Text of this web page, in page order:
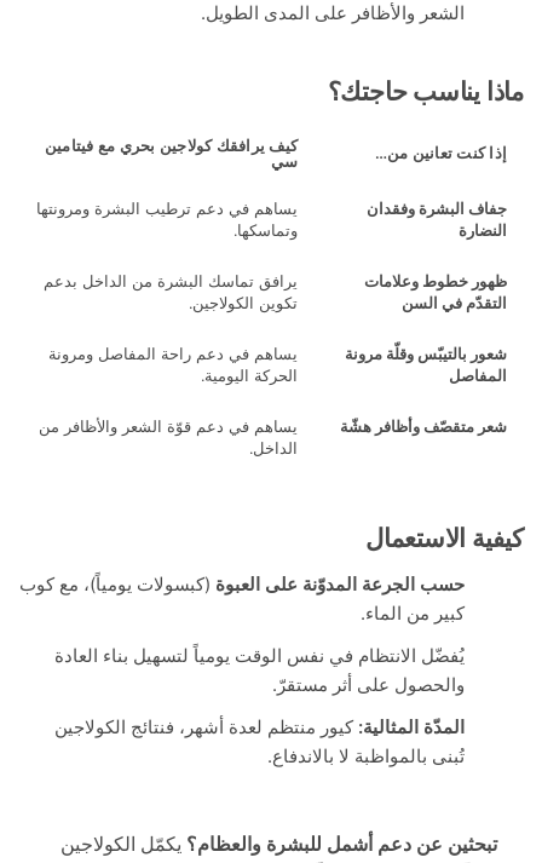
الشعر والأظافر على المدى الطويل.
يناسب حاجتك؟
كنت تعانين من…
كيف يرافقك كولاجين بحري مع فيتامين
البشرة وفقدان
يساهم في دعم ترطيب البشرة ومرونتها
وتماسكها.
خطوط وعلامات
في السن
يرافق تماسك البشرة من الداخل بدعم
تكوين الكولاجين.
بالتيبّس وقلّة مرونة
يساهم في دعم راحة المفاصل ومرونة
الحركة اليومية.
متقصّف وأظافر هشّة
يساهم في دعم قوّة الشعر والأظافر من
الاستعمال
حسب الجرعة المدوّنة على العبوة(كبسولات يومياً)، مع كوب
كبير من الماء.
يُفضّل الانتظام في نفس الوقت يومياً لتسهيل بناء العادة
والحصول على أثر مستقرّ.
المدّة المثالية: كيور منتظم لعدة أشهر، فنتائج الكولاجين
تُبنى بالمواظبة لا بالاندفاع.
عن دعم أشمل للبشرة والعظام؟يكمّل الكولاجين